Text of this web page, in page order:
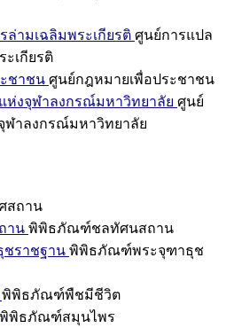
ล่ามเฉลิมพระเกียรติ ศูนย์การแปล
ะเกียรติ
ชาชน ศูนย์กฎหมายเพื่อประชาชน
ห่งจุฬาลงกรณ์มหาวิทยาลัย ศูนย์
ฬาลงกรณ์มหาวิทยาลัย
สถาน
าน พิพิธภัณฑ์ชลทัศนสถาน
ราชฐาน พิพิธภัณฑ์พระจุฑาธุช
พิพิธภัณฑ์พืชมีชีวิต
พิพิธภัณฑ์สมุนไพร